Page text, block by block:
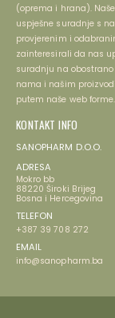
(oprema i hrana).
uspješne suradnje s
provjerenim i
zainteresirali da nas
suradnju na
nama i našim
putem naše web forme.
KONTAKT INFO
SANOPHARM D.O.O.
ADRESA
Mokro bb
88220 Široki Brijeg
Bosna i Hercegovina
TELEFON
+387 39 708 272
EMAIL
info@sanopharm.ba